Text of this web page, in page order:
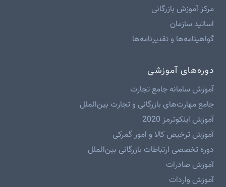
مرکز آموزش بازرگانی
اساتید سازمان
گواهینامه‌ها و تقدیرنامه‌ها
دوره‌های آموزشی
آموزش سامانه جامع تجارت
جامع مهارت‌های بازرگانی و تجارت بین‌الملل
آموزش اینکوترمز 2020
آموزش ترخیص کالا و امور گمرکی
دوره تخصصی ارتباطات بازرگانی بین‌الملل
آموزش صادرات
آموزش واردات